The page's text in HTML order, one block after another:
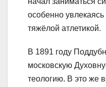
особенно
тяжёлой атлетикой.
В 1891 году
московскую
теологию. В это же